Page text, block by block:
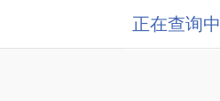
正在查询中